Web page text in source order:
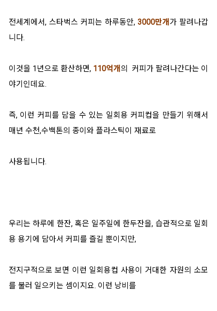
전세계에서, 스타벅스 커피는 하루동안, 3000만개 가 팔려나갑
니다.
이것을 1년으로 환산하면, 110억개 의 커피가 팔려나간다는 이
야기인데요.
즉, 이런 커피를 담을 수 있는 일회용 커피컵을 만들기 위해서
매년 수천,수백톤의 종이와 플라스틱이 재료로
사용됩니다.
우리는 하루에 한잔, 혹은 일주일에 한두잔을, 습관적으로 일회
용 용기에 담아서 커피를 즐길 뿐이지만,
전지구적으로 보면 이런 일회용컵 사용이 거대한 자원의 소모
를 불러 일으키는 셈이지요. 이런 낭비를